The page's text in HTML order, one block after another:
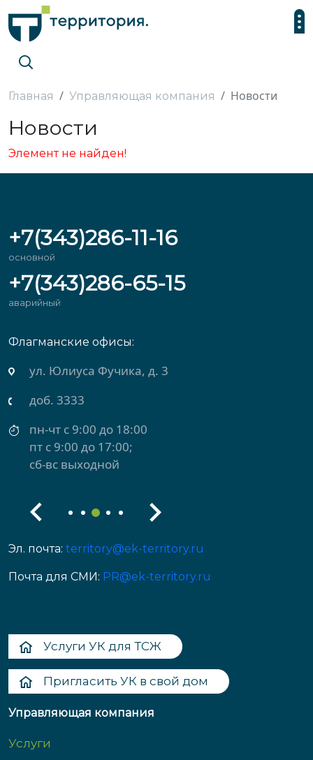
Главная Управляющая компания Новости
Новости
Элемент не найден!
+7(343)286-11-16
основной
+7(343)286-65-15
аварийный
Флагманские офисы:
ул. Юлиуса Фучика, д. 3
доб. 3333
пн-чт с 9:00 до 18:00
пт с 9:00 до 17:00;
сб-вс выходной
Эл. почта: territory@ek-territory.ru
Почта для СМИ: PR@ek-territory.ru
Услуги УК для ТСЖ
Пригласить УК в свой дом
Управляющая компания
Услуги